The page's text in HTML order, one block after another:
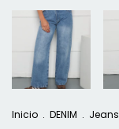
Inicio . DENIM . Jeans